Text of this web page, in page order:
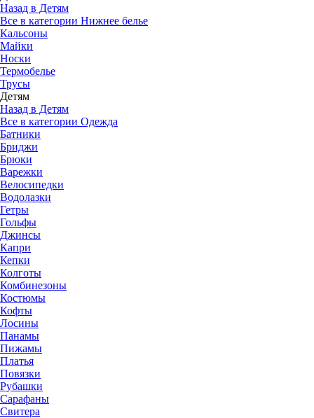
Назад в Детям
Все в категории Нижнее белье
Кальсоны
Майки
Носки
Термобелье
Трусы
Детям
Назад в Детям
Все в категории Одежда
Батники
Бриджи
Брюки
Варежки
Велосипедки
Водолазки
Гетры
Гольфы
Джинсы
Капри
Кепки
Колготы
Комбинезоны
Костюмы
Кофты
Лосины
Панамы
Пижамы
Платья
Повязки
Рубашки
Сарафаны
Свитера